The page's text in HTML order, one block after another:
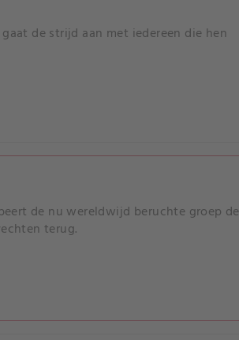
de strijd aan met iedereen die hen
de nu wereldwijd beruchte groep de
terug.